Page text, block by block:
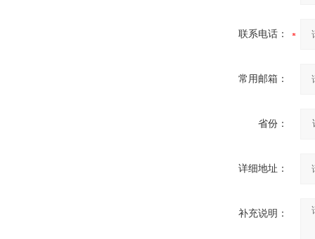
联系电话：
常用邮箱：
省份：
详细地址：
补充说明：